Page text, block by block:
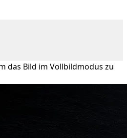
das Bild im Vollbildmodus zu